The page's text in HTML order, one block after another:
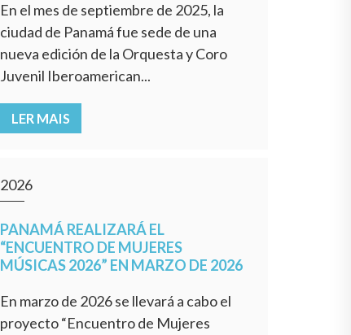
En el mes de septiembre de 2025, la
ciudad de Panamá fue sede de una
nueva edición de la Orquesta y Coro
Juvenil Iberoamerican...
LER MAIS
2026
PANAMÁ REALIZARÁ EL
“ENCUENTRO DE MUJERES
MÚSICAS 2026” EN MARZO DE 2026
En marzo de 2026 se llevará a cabo el
proyecto “Encuentro de Mujeres